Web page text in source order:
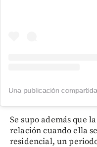
Se supo además que
relación cuando ella
residencial, un